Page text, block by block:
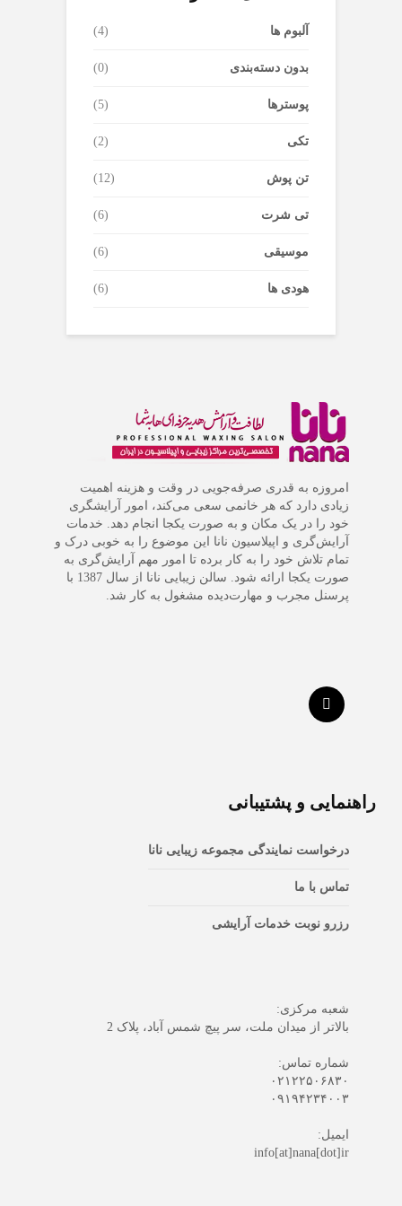
آلبوم ها (4)
بدون دسته‌بندی (0)
پوسترها (5)
تکی (2)
تن پوش (12)
تی شرت (6)
موسیقی (6)
هودی ها (6)
امروزه به قدری صرفه‌جویی در وقت و هزینه اهمیت
زیادی دارد که هر خانمی سعی می‌کند، امور آرایشگری
خود را در یک مکان و به صورت یکجا انجام دهد. خدمات
آرایش‌گری و اپیلاسیون نانا این موضوع را به خوبی درک و
تمام تلاش خود را به کار برده تا امور مهم آرایش‌گری به
صورت یکجا ارائه شود. سالن زیبایی نانا از سال 1387 با
پرسنل مجرب و مهارت‌دیده مشغول به کار شد.
راهنمایی و پشتیبانی
درخواست نمایندگی مجموعه زیبایی نانا
تماس با ما
رزرو نوبت خدمات آرایشی
شعبه مرکزی:
بالاتر از میدان ملت، سر پیچ شمس آباد، پلاک 2
شماره تماس:
۰۲۱۲۲۵۰۶۸۳۰
۰۹۱۹۴۲۳۴۰۰۳
ایمیل:
info[at]nana[dot]ir